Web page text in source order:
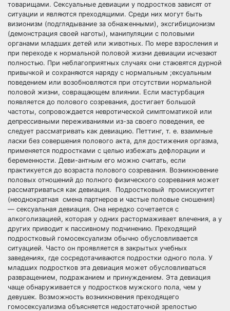
товарищами. Сексуальные девиации у подростков зависят от
ситуации и являются преходящими. Среди них могут быть
визионизм (подглядывание за обнаженными), эксгибиционизм
(демонстрация своей наготы), манипуляции с половыми
органами младших детей или животных. По мере взросления и
при переходе к нормальной половой жизни девиации исчезают
полностью. При неблагоприятных случаях они стаювятся дурной
привычкой и сохраняются наряду с нормальным ;ексуальным
поведением или возобновляются при отсутствии нормальной
половой жизни, совращающем влиянии. Если мастурбация
появляется до полового созревания, достигает большой
частоты, сопровождается невротической симптоматикой или
депрессивными переживаниями из-за своего поведения, ее
следует рассматривать как девиацию. Петтинг, т. е. взаимные
ласки без совершения полового акта, для достижения оргазма,
применяется подростками с целью избежать дефлорации и
беременности. Деви-антным его можно считать, если
практикуется до возраста полового созревания. Возникновение
половых отношений до полного физического созревания может
рассматриваться как девиация. Подростковый промискуитет
(неоднократная смена партнеров и частые половые сношения)
— сексуальная девиация. Она нередко сочетается с
алкоголизацией, которая у одних растормаживает влечения, а у
других приводит к пассивному подчинению. Преходящий
подростковый гомосексуализм обычно обусловливается
ситуацией. Часто он проявляется в закрытых учебных
заведениях, где сосредотачиваются подростки одного пола. У
младших подростков эта девиация может обусловливаться
развращением, подражанием и принуждением. Эта девиация
чаще обнаруживается у подростков мужского пола, чем у
девушек. Возможность возникновения преходящего
гомосексуализма объясняется недостаточной зрелостью